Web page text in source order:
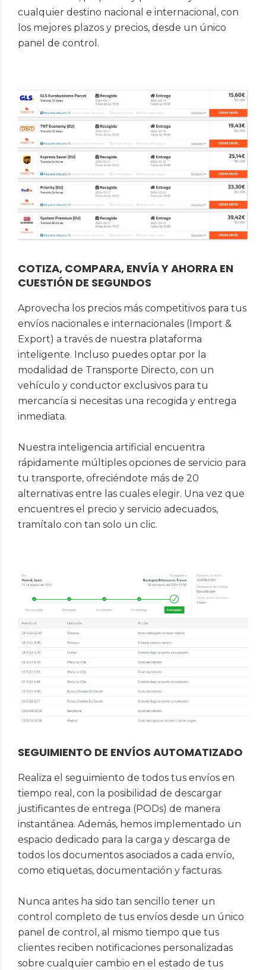
cualquier destino nacional e internacional, con
los mejores plazos y precios, desde un único
panel de control.
COTIZA, COMPARA, ENVÍA Y AHORRA EN
CUESTIÓN DE SEGUNDOS
Aprovecha los precios más competitivos para tus
envíos nacionales e internacionales (Import &
Export) a través de nuestra plataforma
inteligente. Incluso puedes optar por la
modalidad de Transporte Directo, con un
vehículo y conductor exclusivos para tu
mercancía si necesitas una recogida y entrega
inmediata.
Nuestra inteligencia artificial encuentra
rápidamente múltiples opciones de servicio para
tu transporte, ofreciéndote más de 20
alternativas entre las cuales elegir. Una vez que
encuentres el precio y servicio adecuados,
tramítalo con tan solo un clic.
SEGUIMIENTO DE ENVÍOS AUTOMATIZADO
Realiza el seguimiento de todos tus envíos en
tiempo real, con la posibilidad de descargar
justificantes de entrega (PODs) de manera
instantánea. Además, hemos implementado un
espacio dedicado para la carga y descarga de
todos los documentos asociados a cada envío,
como etiquetas, documentación y facturas.
Nunca antes ha sido tan sencillo tener un
control completo de tus envíos desde un único
panel de control, al mismo tiempo que tus
clientes reciben notificaciones personalizadas
sobre cualquier cambio en el estado de tus